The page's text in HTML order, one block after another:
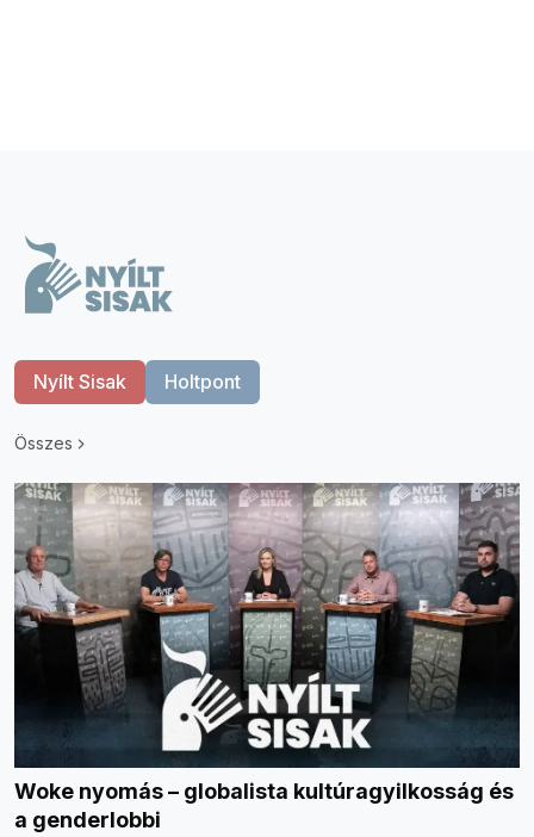
Nyílt Sisak Holtpont
Összes
Woke nyomás – globalista kultúragyilkosság és
a genderlobbi